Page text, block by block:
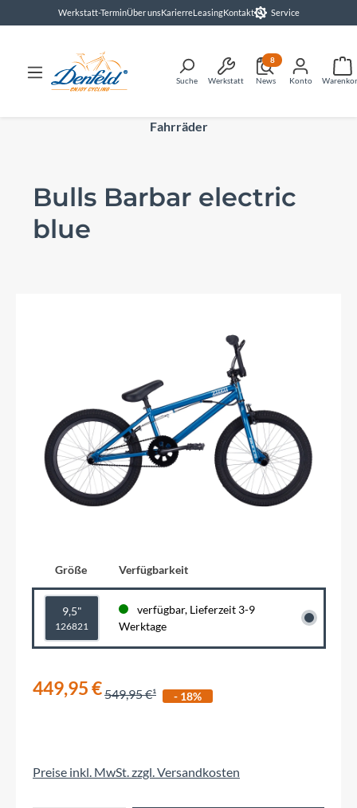
springenWerkstatt-TerminÜber unsKarierreLeasingKontakt Service
Suche Werkstatt News
8
Konto
Fahrräder
Bulls Barbar electric
blue
Größe Verfügbarkeit
9,5"
126821
verfügbar, Lieferzeit 3-9
Werktage
449,95 €549,95 € - 18%
Preise inkl. MwSt. zzgl. Versandkosten